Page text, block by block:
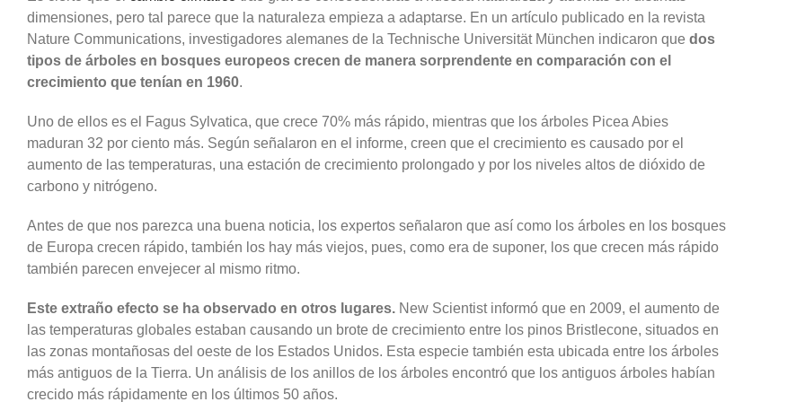
dimensiones, pero tal parece que la naturaleza empieza a adaptarse. En un artículo publicado en la revista
Nature Communications, investigadores alemanes de la Technische Universität München indicaron que dos
tipos de árboles en bosques europeos crecen de manera sorprendente en comparación con el
crecimiento que tenían en 1960.
Uno de ellos es el Fagus Sylvatica, que crece 70% más rápido, mientras que los árboles Picea Abies
maduran 32 por ciento más. Según señalaron en el informe, creen que el crecimiento es causado por el
aumento de las temperaturas, una estación de crecimiento prolongado y por los niveles altos de dióxido de
carbono y nitrógeno.
Antes de que nos parezca una buena noticia, los expertos señalaron que así como los árboles en los bosques
de Europa crecen rápido, también los hay más viejos, pues, como era de suponer, los que crecen más rápido
también parecen envejecer al mismo ritmo.
Este extraño efecto se ha observado en otros lugares. New Scientist informó que en 2009, el aumento de
las temperaturas globales estaban causando un brote de crecimiento entre los pinos Bristlecone, situados en
las zonas montañosas del oeste de los Estados Unidos. Esta especie también esta ubicada entre los árboles
más antiguos de la Tierra. Un análisis de los anillos de los árboles encontró que los antiguos árboles habían
crecido más rápidamente en los últimos 50 años.